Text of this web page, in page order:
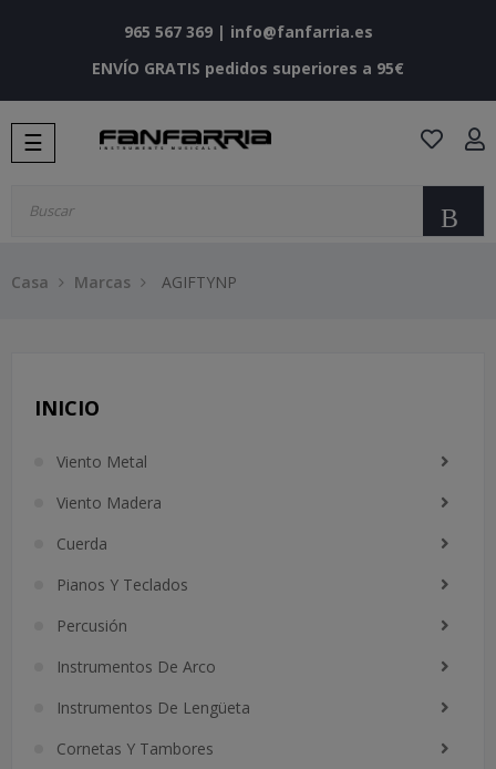
965 567 369| info@fanfarria.es
ENVÍO GRATIS pedidos superiores a 95€
Navegación
de
☰
Casa Marcas AGIFTYNP
INICIO
Viento Metal
Viento Madera
Cuerda
Pianos Y Teclados
Percusión
Instrumentos De Arco
Instrumentos De Lengüeta
Cornetas Y Tambores